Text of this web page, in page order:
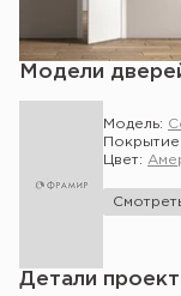
Модели
Модель:
Покрытие:
Цвет:
Детали